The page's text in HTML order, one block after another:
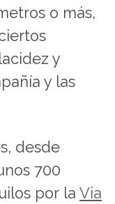
o más,
y
y las
desde
700
por la Via